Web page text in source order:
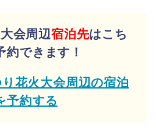
会周辺宿泊先はこち
約できます！
花火大会周辺の宿泊
予約する